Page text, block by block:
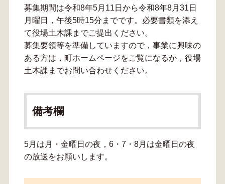
募集期間は令和8年5月11日から令和8年8月31日
月曜日，午後5時15分までです。必要書類を添え
て役場土木課までご提出ください。
募集要領等を準備していますので，事業に興味の
ある方は，町ホームページをご覧になるか，役場
土木課までお問い合わせください。
備考欄
5月は月・金曜日の夜，6・7・8月は金曜日の夜
の放送をお願いします。